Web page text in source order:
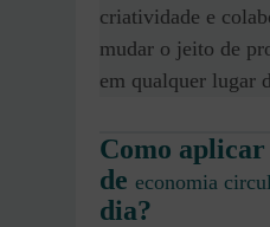
criatividade e
mudar o jeito de
em qualquer lugar
Como aplicar
de economia
dia?